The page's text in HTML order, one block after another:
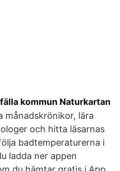
kommun Naturkartan
månadskrönikor, lära
och hitta läsarnas
badtemperaturerna i
ladda ner appen